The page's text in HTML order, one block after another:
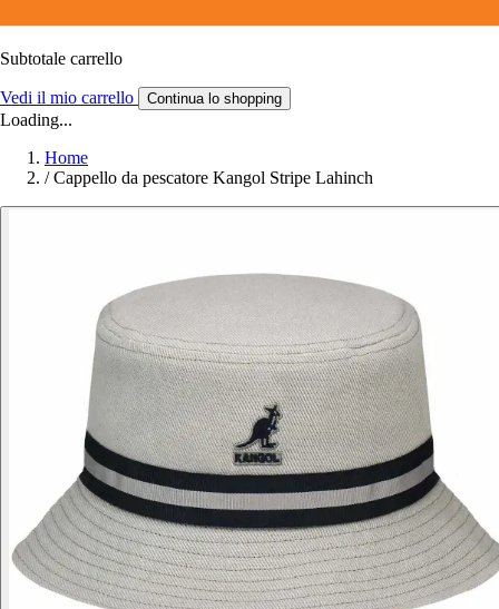
Subtotale carrello
Vedi il mio carrello Continua lo shopping
Loading...
Home
/ Cappello da pescatore Kangol Stripe Lahinch